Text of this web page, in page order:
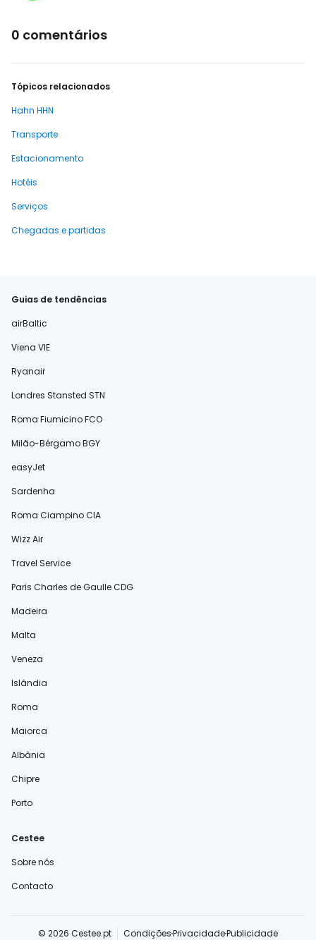
0 comentários
Tópicos relacionados
Hahn HHN
Transporte
Estacionamento
Hotéis
Serviços
Chegadas e partidas
Guias de tendências
airBaltic
Viena VIE
Ryanair
Londres Stansted STN
Roma Fiumicino FCO
Milão-Bérgamo BGY
easyJet
Sardenha
Roma Ciampino CIA
Wizz Air
Travel Service
Paris Charles de Gaulle CDG
Madeira
Malta
Veneza
Islândia
Roma
Maiorca
Albânia
Chipre
Porto
Cestee
Sobre nós
Contacto
© 2026 Cestee.pt CondiçõesPrivacidadePublicidade